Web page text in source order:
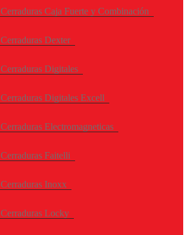
Cerraduras Caja Fuerte y Combinación
Cerraduras Dexter
Cerraduras Digitales
Cerraduras Digitales Excell
Cerraduras Electromagneticas
Cerraduras Faitelli
Cerraduras Inoxx
Cerraduras Locky